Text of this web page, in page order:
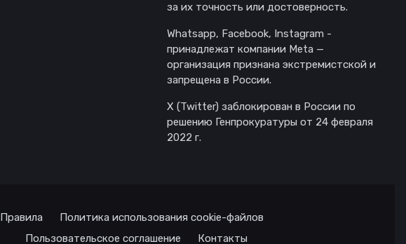
за их точность или достоверность.
Whatsapp, Facebook, Instagram -
принадлежат компании Meta —
организация признана экстремистской и
запрещена в России.
X (Twitter) заблокирован в России по
решению Генпрокуратуры от 24 февраля
2022 г.
Правила
Политика использования cookie-файлов
Пользовательское соглашение
Контакты